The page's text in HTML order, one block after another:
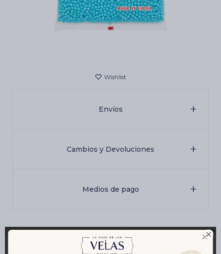

Envíos
Cambios y Devoluciones
Medios de pago